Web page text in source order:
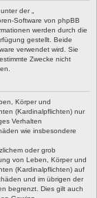
der „
Software von phpBB
werden durch die
gestellt. Beide
verwendet wird. Sie
Zwecke nicht
Körper und
(Kardinalpflichten) nur
Verhalten
wie insbesondere
oder grob
von Leben, Körper und
(Kardinalpflichten) auf
und im übrigen der
begrenzt. Dies gilt auch